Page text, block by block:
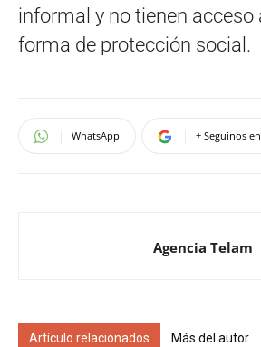
informal y no tienen acceso
forma de protección social.
WhatsApp + Seguinos
Agencia Telam
Artículo relacionados Más del autor